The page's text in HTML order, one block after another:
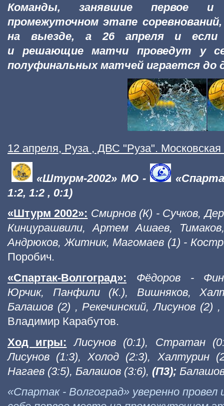
Команды, занявшие первое
промежуточном этапе
на выезде, а 26 апреля и если
и решающие матчи проведут у
полуфинальных матчей играется до
12 апреля, Руза , ДВС "Руза". Московская
«Штурм-2002» МО -
1:2, 1:2 , 0:1)
«Штурм 2002»: Смирнов (К) - Сучков,
Кинцурашвили, Артем Ашаев,
Андрюков, Житник, Магомаев (1) -
Поробич.
«Спартак-Волгоград»:
Фёдоров -
Юрчик, Панфили (К.), Вишняков,
Балашов (2) , Рекечинский, Лисунов (2) ,
Владимир Карабутов.
Ход игры:
Лисунов (0:1), Стратан
Лисунов (1:3), Холод (2:3), Халтурин
Нагаев (3:5), Балашов (3:6), (П3);
«Спартак - Волгоград» уверенно провел